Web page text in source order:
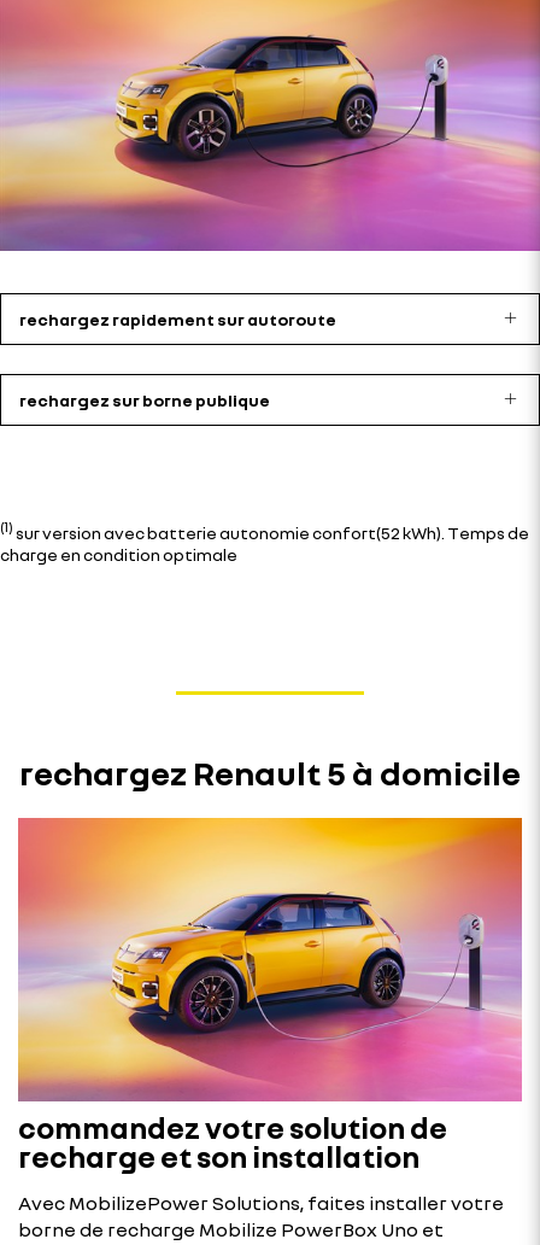
rechargez rapidement sur autoroute
rechargez sur borne publique
(1) sur version avec batterie autonomie confort(52 kWh). Temps de
charge en condition optimale
rechargez Renault 5 à domicile
commandez votre solution de
recharge et son installation
Avec MobilizePower Solutions, faites installer votre
borne de recharge Mobilize PowerBox Uno et